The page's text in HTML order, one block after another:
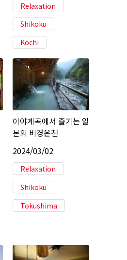
Relaxation
Shikoku
Kochi
이야계곡에서 즐기는 일
본의 비경온천
2024/03/02
Relaxation
Shikoku
Tokushima